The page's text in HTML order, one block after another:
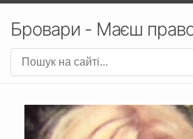
Бровари - Маєш